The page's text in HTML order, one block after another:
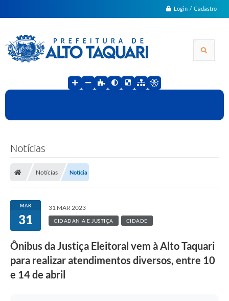
Login / Cadastro
Notícias
Notícias Notícia
MAR
31
31 MAR 2023
CIDADANIA E JUSTIÇA CIDADE
Ônibus da Justiça Eleitoral vem à Alto Taquari
para realizar atendimentos diversos, entre 10
e 14 de abril